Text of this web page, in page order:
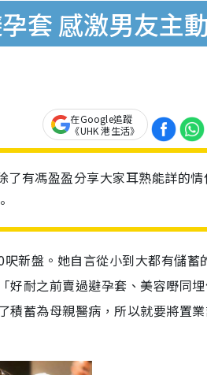
套 感激男友主
在Google追蹤
《UHK 港生活》
有馮盈盈分享大家耳熟能詳的情
新盤。她自言從小到大都有儲蓄
好耐之前賣過避孕套、美容嘢同
積蓄為母親醫病，所以就要將置